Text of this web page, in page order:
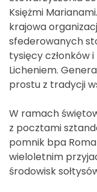
Księżmi
krajowa
sfederowanych
tysięcy członków
Licheniem.
prostu z tradycji
W ramach
z pocztami
pomnik bpa
wieloletnim
środowisk